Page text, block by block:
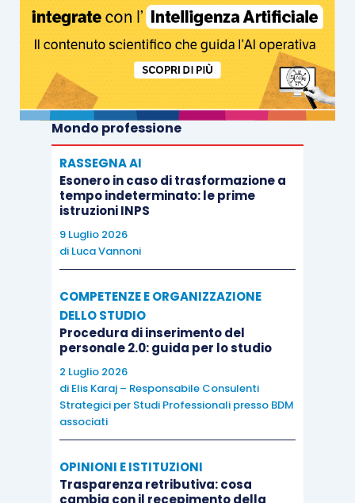
Mondo professione
RASSEGNA AI
Esonero in caso di trasformazione a
tempo indeterminato: le prime
istruzioni INPS
9 Luglio 2026
di Luca Vannoni
COMPETENZE E ORGANIZZAZIONE
DELLO STUDIO
Procedura di inserimento del
personale 2.0: guida per lo studio
2 Luglio 2026
di Elis Karaj – Responsabile Consulenti
Strategici per Studi Professionali presso BDM
associati
OPINIONI E ISTITUZIONI
Trasparenza retributiva: cosa
cambia con il recepimento della